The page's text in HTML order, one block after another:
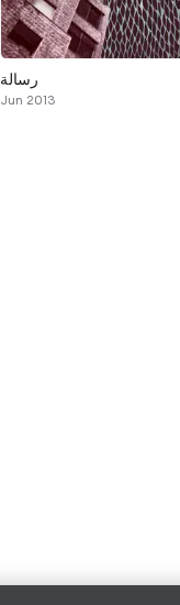
رسالة
Jun 2013